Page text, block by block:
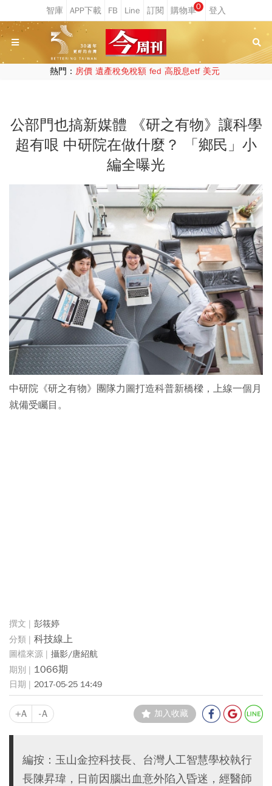
0
熱門： 房價 遺產稅免稅額 fed 高股息etf 美元
公部門也搞新媒體 《研之有物》讓科學
超有哏 中研院在做什麼？ 「鄉民」小
編全曝光
中研院《研之有物》團隊力圖打造科普新橋樑，上線一個月
就備受矚目。
彭筱婷
科技線上
攝影/唐紹航
1066期
2017-05-25 14:49
+A -A 加入收藏
編按：玉山金控科技長、台灣人工智慧學校執行
長陳昇瑋，日前因腦出血意外陷入昏迷，經醫師